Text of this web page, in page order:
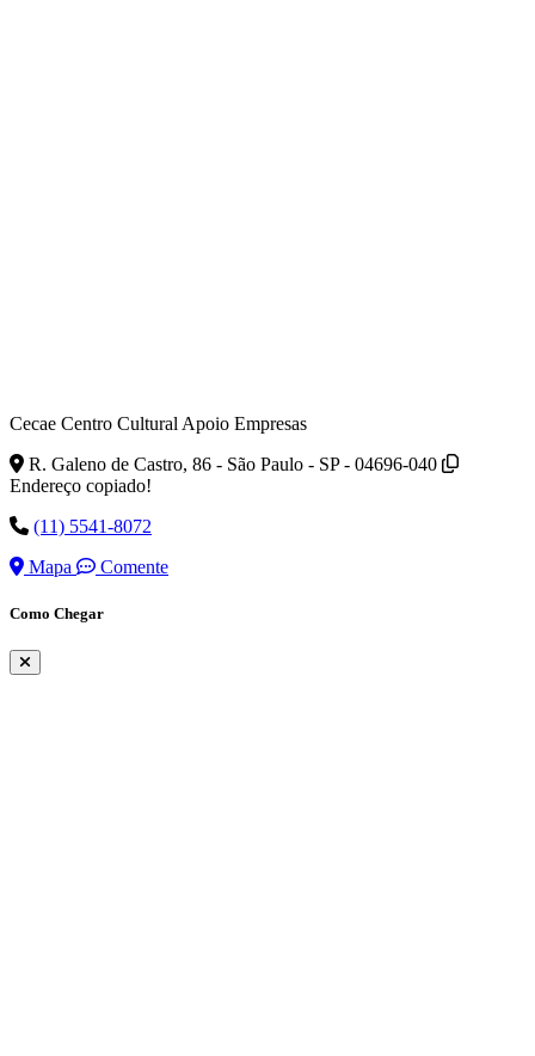
Cecae Centro Cultural Apoio Empresas
R. Galeno de Castro, 86 - São Paulo - SP - 04696-040
Endereço copiado!
(11) 5541-8072
Mapa
Comente
Como Chegar